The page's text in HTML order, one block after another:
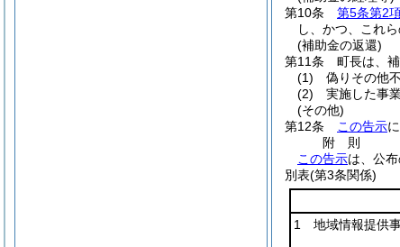
第10条
第5条第2
し、かつ、これ
(補助金の返還)
第11条
町長は、
(1)
偽りその他
(2)
実施した事
(その他)
第12条
この告示
附 則
この告示は、公
別表(第3条関係)
1 地域情報提供